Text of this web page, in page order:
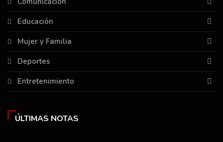
Educación
Mujer y Familia
Deportes
Entretenimiento
ÚLTIMAS NOTAS